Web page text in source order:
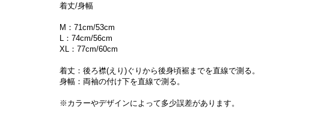
着丈/身幅
M：71cm/53cm
L：74cm/56cm
XL：77cm/60cm
着丈：後ろ襟(えり)ぐりから後身頃裾までを直線で測る。
身幅：両袖の付け下を直線で測る。
※カラーやデザインによって多少誤差があります。